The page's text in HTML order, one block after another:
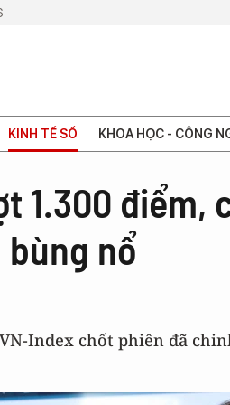
KINH TẾ SỐ KHOA HỌC - CÔNG
1.300 điểm,
nổ
Index chốt phiên đã